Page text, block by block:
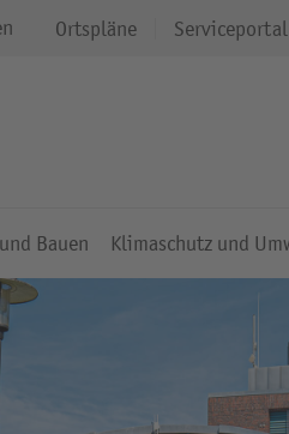
Ortspläne Serviceportal
Bauen Klimaschutz und